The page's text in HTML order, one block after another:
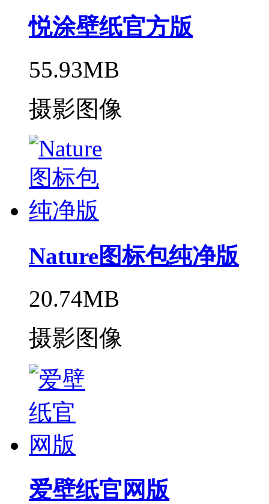
悦涂壁纸官方版
55.93MB
摄影图像
Nature图标包纯净版
20.74MB
摄影图像
爱壁纸官网版